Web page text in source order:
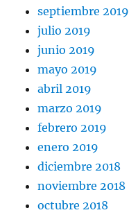
septiembre 2019
julio 2019
junio 2019
mayo 2019
abril 2019
marzo 2019
febrero 2019
enero 2019
diciembre 2018
noviembre 2018
octubre 2018